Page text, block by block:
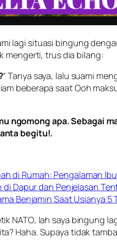
lagi situasi bingung
mengerti, trus dia bilang:
“ Tanya saya, lalu suami
beberapa saat Ooh
ngomong apa. Sebagai
begitu!.
di Rumah: Pengalaman
Dapur dan Penjelasan
Benjamin Saat Usianya 5
NATO, lah saya bingung
Haha. Supaya tidak